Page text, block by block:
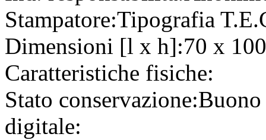
Stampatore:Tipografia
Dimensioni [l x h]:70 x
Caratteristiche fisiche:
Stato conservazione:
digitale: